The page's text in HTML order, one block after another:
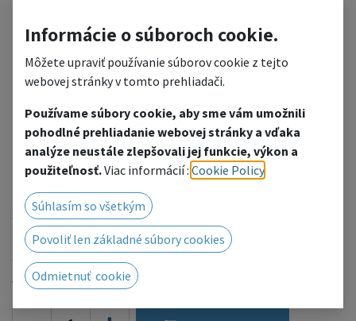
HK Alluminium Hammer
02
weight: 1750g
50.43€
with VAT
Informácie o súboroch cookie.
Môžete upraviť používanie súborov cookie z tejto
webovej stránky v tomto prehliadači.
Používame súbory cookie, aby sme vám umožnili
pohodlné prehliadanie webovej stránky a vďaka
analýze neustále zlepšovali jej funkcie, výkon a
použiteľnosť.Viac informácií : Cookie Policy
Súhlasím so všetkým
Povoliť len základné súbory cookies
Odmietnuť cookie